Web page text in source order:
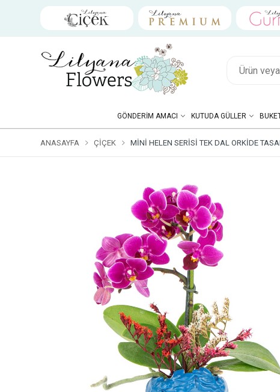
GÖNDERIM AMACI KUTUDA GÜLLER
ANASAYFA ÇIÇEK MINI HELEN SERISI TEK DAL ORKIDE